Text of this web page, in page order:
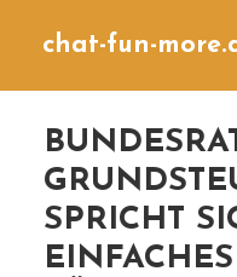
chat-fun-
SPRICHT